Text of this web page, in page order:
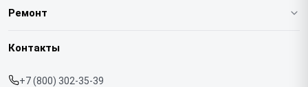
О нашем сервисе
Ремонт
Кофемашин
Контакты
+7 (800) 302-35-39